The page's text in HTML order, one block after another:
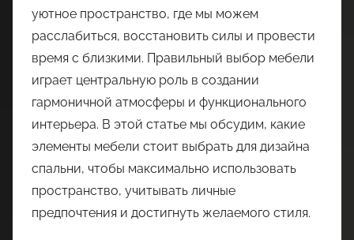
уютное пространство, где мы можем
расслабиться, восстановить силы и провести
время с близкими. Правильный выбор мебели
играет центральную роль в создании
гармоничной атмосферы и функционального
интерьера. В этой статье мы обсудим, какие
элементы мебели стоит выбрать для дизайна
спальни, чтобы максимально использовать
пространство, учитывать личные
предпочтения и достигнуть желаемого стиля.